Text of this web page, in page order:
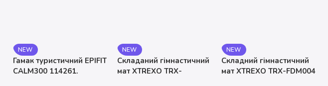
NEW
Гамак туристичний EPIFIT
CALM300 114261.
NEW
Складаний гімнастичний
мат XTREXO TRX-
NEW
Складний гімнастичний
мат XTREXO TRX-FDM004